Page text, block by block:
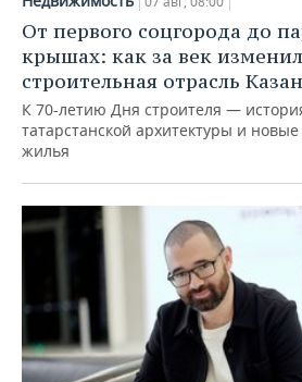
От первого соцгорода до
крышах: как за век
строительная отрасль
К 70-летию Дня строителя —
татарстанской архитектуры и
жилья